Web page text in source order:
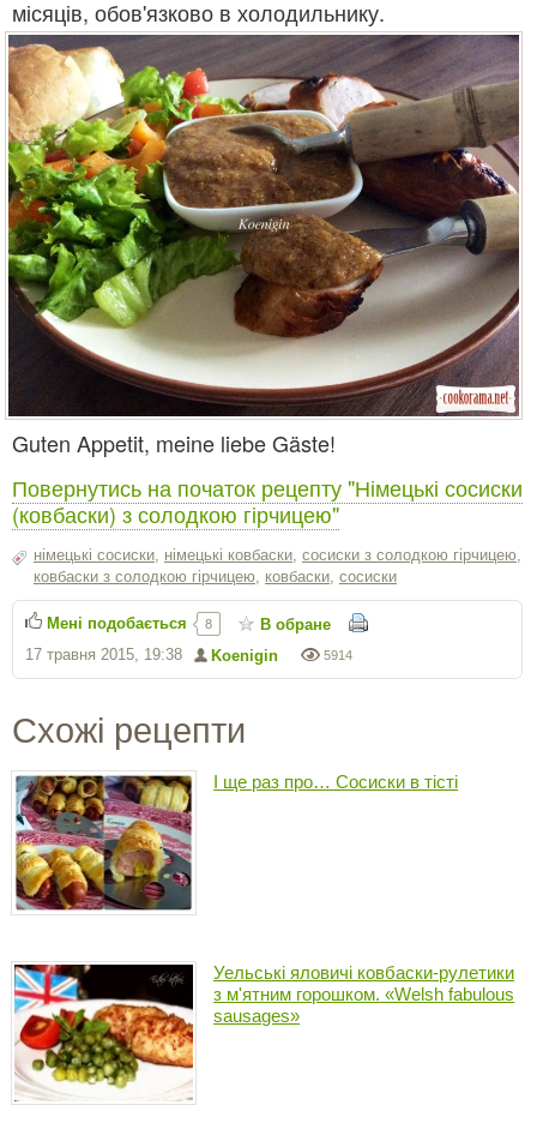
місяців, обов'язково в холодильнику.
Guten Appetit, meine liebe Gäste!
Повернутись на початок рецепту "Німецькі сосиски
(ковбаски) з солодкою гірчицею"
німецькі сосиски, німецькі ковбаски, сосиски з солодкою гірчицею,
ковбаски з солодкою гірчицею, ковбаски, сосиски
5914
Koenigin
17 травня 2015, 19:38
Мені подобається 8 В обране
Схожі рецепти
І ще раз про… Сосиски в тісті
Уельські яловичі ковбаски-рулетики
з м'ятним горошком. «Welsh fabulous
sausages»